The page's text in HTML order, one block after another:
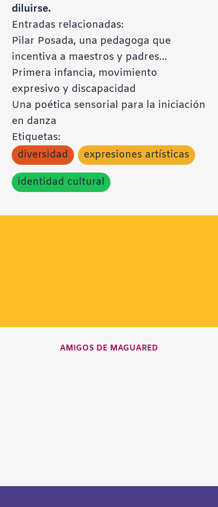
diluirse.
Entradas relacionadas:
Pilar Posada, una pedagoga que
incentiva a maestros y padres…
Primera infancia, movimiento
expresivo y discapacidad
Una poética sensorial para la iniciación
en danza
Etiquetas:
diversidad
expresiones artísticas
identidad cultural
AMIGOS DE MAGUARED